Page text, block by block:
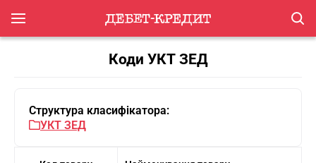
Коди УКТ ЗЕД
Структура класифікатора:
УКТ ЗЕД